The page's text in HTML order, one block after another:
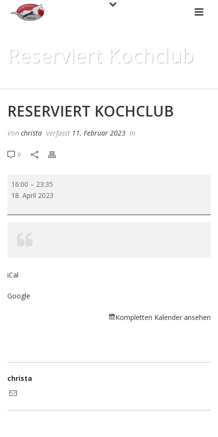
Reserviert Kochclub
RESERVIERT KOCHCLUB
Von christa Verfasst 11. Februar 2023 In
0
Reserviert
Kochclub
16:00 – 23:35
18. April 2023
iCal
Google
Kompletten Kalender ansehen
christa